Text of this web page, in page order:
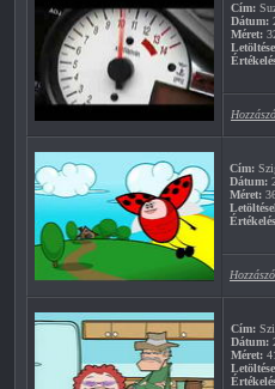
Cím:
Dátum:
Méret:
Cím:
Dátum:
Méret:
Cím:
Dátum:
Méret: